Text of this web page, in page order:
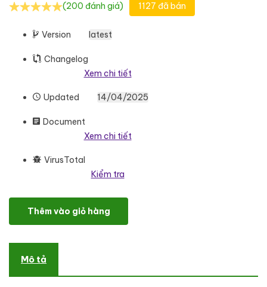
(200 đánh giá) 1127 đã bán
Version latest
Changelog
Xem chi tiết
Updated 14/04/2025
Document
Xem chi tiết
VirusTotal
Kiểm tra
DreamHub Fitness & Gym WordPress Theme số lượng
Thêm vào giỏ hàng
Mô tả